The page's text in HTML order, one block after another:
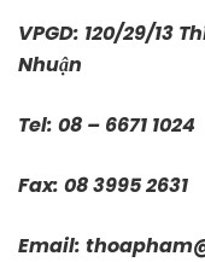
VPGD: 120/29/13
Nhuận
Tel: 08 – 6671 1024
Fax: 08 3995 2631
Email: